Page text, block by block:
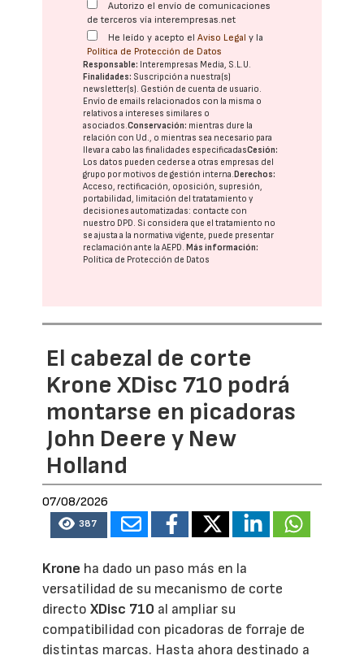
Autorizo el envío de comunicaciones
de terceros vía interempresas.net
He leído y acepto elAviso Legal y la
Política de Protección de Datos
Responsable: Interempresas Media, S.L.U.
Finalidades: Suscripción a nuestra(s)
newsletter(s). Gestión de cuenta de usuario.
Envío de emails relacionados con la misma o
relativos a intereses similares o
asociados.Conservación: mientras dure la
relación con Ud., o mientras sea necesario para
llevar a cabo las finalidades especificadasCesión:
Los datos pueden cederse a otras empresas del
grupo por motivos de gestión interna.Derechos:
Acceso, rectificación, oposición, supresión,
portabilidad, limitación del tratatamiento y
decisiones automatizadas: contacte con
nuestro DPD. Si considera que el tratamiento no
se ajusta a la normativa vigente, puede presentar
reclamación ante laAEPD.Más información:
Política de Protección de Datos
El cabezal de corte
Krone XDisc 710 podrá
montarse en picadoras
John Deere y New
Holland
07/08/2026
387
Krone ha dado un paso más en la
versatilidad de su mecanismo de corte
directoXDisc 710 al ampliar su
compatibilidad con picadoras de forraje de
distintas marcas. Hasta ahora destinado a